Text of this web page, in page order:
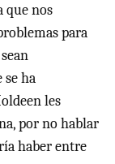
que nos
para
se ha
les
por no hablar
haber entre